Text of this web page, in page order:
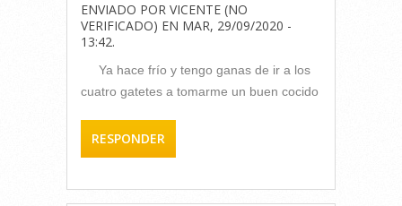
ENVIADO POR VICENTE (NO
VERIFICADO) EN MAR, 29/09/2020 -
13:42.
Ya hace frío y tengo ganas de ir a los
cuatro gatetes a tomarme un buen cocido
RESPONDER